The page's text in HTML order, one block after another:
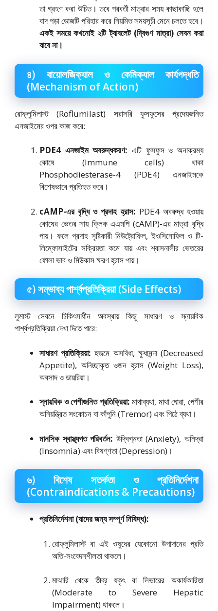
তা গ্রহণ করা উচিত। তবে পরবর্তী মাত্রার সময় কাছাকাছি হলে
বাদ পড়া ডোজটি পরিহার করে নিয়মিত সময়সূচী মেনে চলতে হবে।
একই সময়ে কখনোই ২টি ট্যাবলেট (দ্বিগুণ মাত্রা) সেবন করা
যাবে না।
৪) বায়োলজিক্যাল ও কেমিক্যাল কার্যপদ্ধতি
(Mechanism of Action)
রোফ্লুমিলাস্ট (Roflumilast) সরাসরি ফুসফুসের প্রদেয়জনিত
এনজাইমের ওপর কাজ করে:
PDE4 এনজাইম অবরুদ্ধকরণ: এটি ফুসফুস ও অনাক্রম্য
কোষে (Immune cells) থাকা
Phosphodiesterase-4 (PDE4) এনজাইমকে
বিশেষভাবে প্রতিহত করে।
cAMP-এর বৃদ্ধি ও প্রদাহ হ্রাস: PDE4 অবরুদ্ধ হওয়ায়
কোষের ভেতর সায় ক্লিক এএমপি (cAMP)-এর মাত্রা বৃদ্ধি
পায়। ফলে প্রদাহ সৃষ্টিকারী নিউট্রোফিল, ইওসিনোফিল ও টি-
লিম্ফোসাইটের সক্রিয়তা কমে যায় এবং শ্বাসনালীর ভেতরের
ফোলা ভাব ও মিউকাস ক্ষরণ হ্রাস পায়।
৫) সম্ভাব্য পার্শ্বপ্রতিক্রিয়া (Side Effects)
লুমাস্ট সেবনে চিকিৎসাধীন অবস্থায় কিছু সাধারণ ও স্নায়বিক
পার্শ্বপ্রতিক্রিয়া দেখা দিতে পারে:
সাধারণ প্রতিক্রিয়া: হজমে অসবিধা, ক্ষুধামন্দা (Decreased
Appetite), অনিচ্ছাকৃত ওজন হ্রাস (Weight Loss),
অবসাদ ও ডায়রিয়া।
স্নায়বিক ও পেশীজনিত প্রতিক্রিয়া: মাথাব্যথা, মাথা ঘোরা, পেশীর
অনিয়ন্ত্রিত সংকোচন বা কাঁপুনি (Tremor) এবং পিঠে ব্যথা।
মানসিক স্বাস্থ্যগত পরিবর্তন: উদ্বিগ্নতা (Anxiety), অনিদ্রা
(Insomnia) এবং বিষণ্ণতা (Depression)।
৬) বিশেষ সতর্কতা ও প্রতিনির্দেশনা
(Contraindications & Precautions)
প্রতিনির্দেশনা (যাদের জন্য সম্পূর্ণ নিষিদ্ধ):
রোফ্লুমিলাস্ট বা এই ওষুধের যেকোনো উপাদানের প্রতি
অতি-সংবেদনশীলতা থাকলে।
মাঝারি থেকে তীব্র যকৃৎ বা লিভারের অকার্যকারিতা
(Moderate to Severe Hepatic
Impairment) থাকলে।